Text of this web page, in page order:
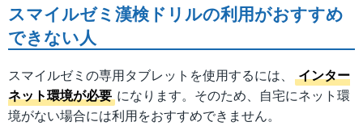
スマイルゼミ漢検ドリルの利用がおすすめ
できない人
スマイルゼミの専用タブレットを使用するには、
インター
ネット環境が必要 になります。そのため、自宅にネット環
境がない場合には利用をおすすめできません。